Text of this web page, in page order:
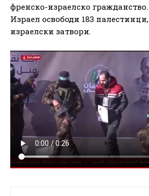
френско-израелско
Израел освободи 183
израелски затвори.